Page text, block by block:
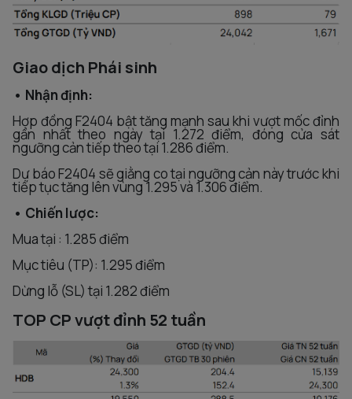
Giao dịch Phái sinh
• Nhận định:
Hợp đồng F2404 bật tăng mạnh sau khi vượt mốc đỉnh
gần nhất theo ngày tại 1.272 điểm, đóng cửa sát
ngưỡng cản tiếp theo tại 1.286 điểm.
Dự báo F2404 sẽ giằng co tại ngưỡng cản này trước khi
tiếp tục tăng lên vùng 1.295 và 1.306 điểm.
• Chiến lược:
Mua tại : 1.285 điểm
Mục tiêu (TP): 1.295 điểm
Dừng lỗ (SL) tại 1.282 điểm
TOP CP vượt đỉnh 52 tuần